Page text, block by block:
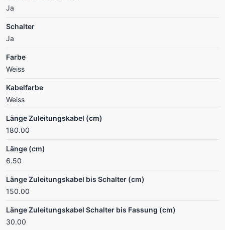
Ja
Schalter
Ja
Farbe
Weiss
Kabelfarbe
Weiss
Länge Zuleitungskabel (cm)
180.00
Länge (cm)
6.50
Länge Zuleitungskabel bis Schalter (cm)
150.00
Länge Zuleitungskabel Schalter bis Fassung (cm)
30.00